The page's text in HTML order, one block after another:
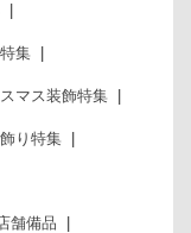
集
スマス装飾特集
り特集
舗備品